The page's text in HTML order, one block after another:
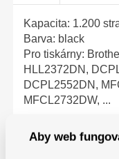
Kapacita: 1.200
Barva: black
Pro tiskárny:
HLL2372DN,
DCPL2552DN,
MFCL2732DW, ...
Aby web